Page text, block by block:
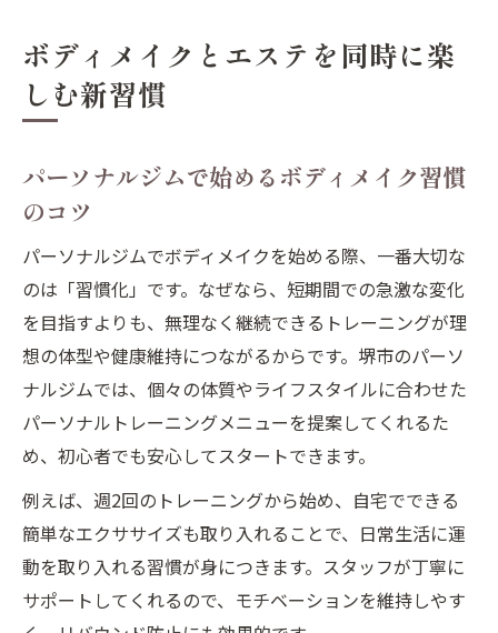
ボディメイクとエステを同時に楽
しむ新習慣
パーソナルジムで始めるボディメイク習慣
のコツ
パーソナルジムでボディメイクを始める際、一番大切な
のは「習慣化」です。なぜなら、短期間での急激な変化
を目指すよりも、無理なく継続できるトレーニングが理
想の体型や健康維持につながるからです。堺市のパーソ
ナルジムでは、個々の体質やライフスタイルに合わせた
パーソナルトレーニングメニューを提案してくれるた
め、初心者でも安心してスタートできます。
例えば、週2回のトレーニングから始め、自宅でできる
簡単なエクササイズも取り入れることで、日常生活に運
動を取り入れる習慣が身につきます。スタッフが丁寧に
サポートしてくれるので、モチベーションを維持しやす